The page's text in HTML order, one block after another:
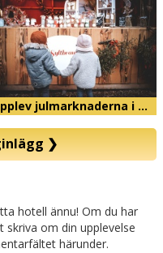
julmarknaderna i …
❯
hotell ännu! Om du har
om din upplevelse
härunder.